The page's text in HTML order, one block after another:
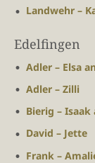
Landwehr –
Edelfingen
Adler – Elsa
Adler – Zilli
Bierig – Isaak
David – Jette
Frank –